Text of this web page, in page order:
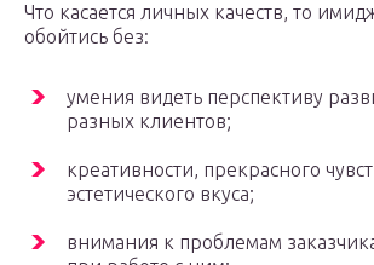
Что касается личных качеств, то
обойтись без:
умения видеть перспективу
разных клиентов;
креативности, прекрасного
эстетического вкуса;
внимания к проблемам